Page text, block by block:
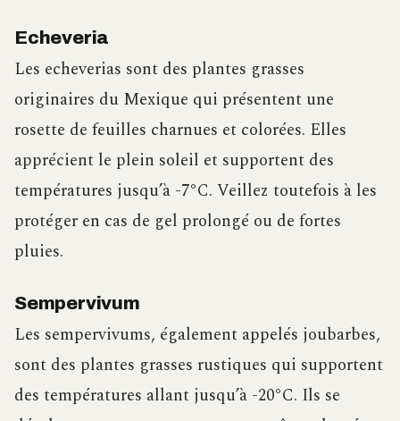
Echeveria
Les echeverias sont des plantes grasses
originaires du Mexique qui présentent une
rosette de feuilles charnues et colorées. Elles
apprécient le plein soleil et supportent des
températures jusqu’à -7°C. Veillez toutefois à les
protéger en cas de gel prolongé ou de fortes
pluies.
Sempervivum
Les sempervivums, également appelés joubarbes,
sont des plantes grasses rustiques qui supportent
des températures allant jusqu’à -20°C. Ils se